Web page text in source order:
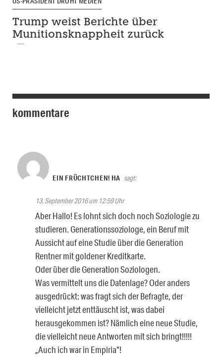
Trump weist Berichte über
Munitionsknappheit zurück
kommentare
EIN FRÜCHTCHEN! HA sagt:
13. September 2016 um 12:59 Uhr
Aber Hallo! Es lohnt sich doch noch Soziologie zu
studieren. Generationssoziologe, ein Beruf mit
Aussicht auf eine Studie über die Generation
Rentner mit goldener Kreditkarte.
Oder über die Generation Soziologen.
Was vermittelt uns die Datenlage? Oder anders
ausgedrückt: was fragt sich der Befragte, der
vielleicht jetzt enttäuscht ist, was dabei
herausgekommen ist? Nämlich eine neue Studie,
die vielleicht neue Antworten mit sich bringt!!!!!
„Auch ich war in Empiria“!